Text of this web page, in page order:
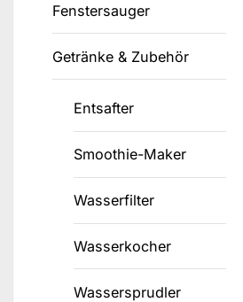
Fenstersauger
Getränke & Zubehör
Entsafter
Smoothie-Maker
Wasserfilter
Wasserkocher
Wassersprudler